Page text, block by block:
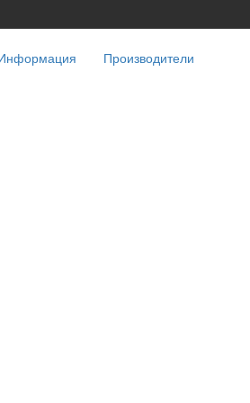
Производители